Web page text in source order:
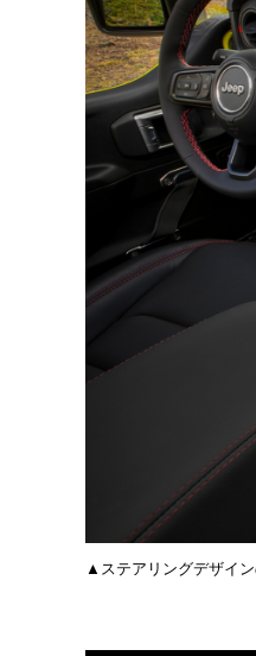
▲ステアリングデザイ